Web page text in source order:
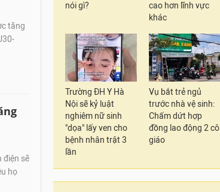
tăng
điện sẽ
họ
nói gì?
cao hơn lĩnh vực
khác
Trường ĐH Y Hà
Nội sẽ kỷ luật
nghiêm nữ sinh
"dọa" lấy ven cho
bệnh nhân trật 3
lần
Vụ bắt trẻ ngủ
trước nhà vệ sinh:
Chấm dứt hợp
đồng lao động 2 cô
giáo